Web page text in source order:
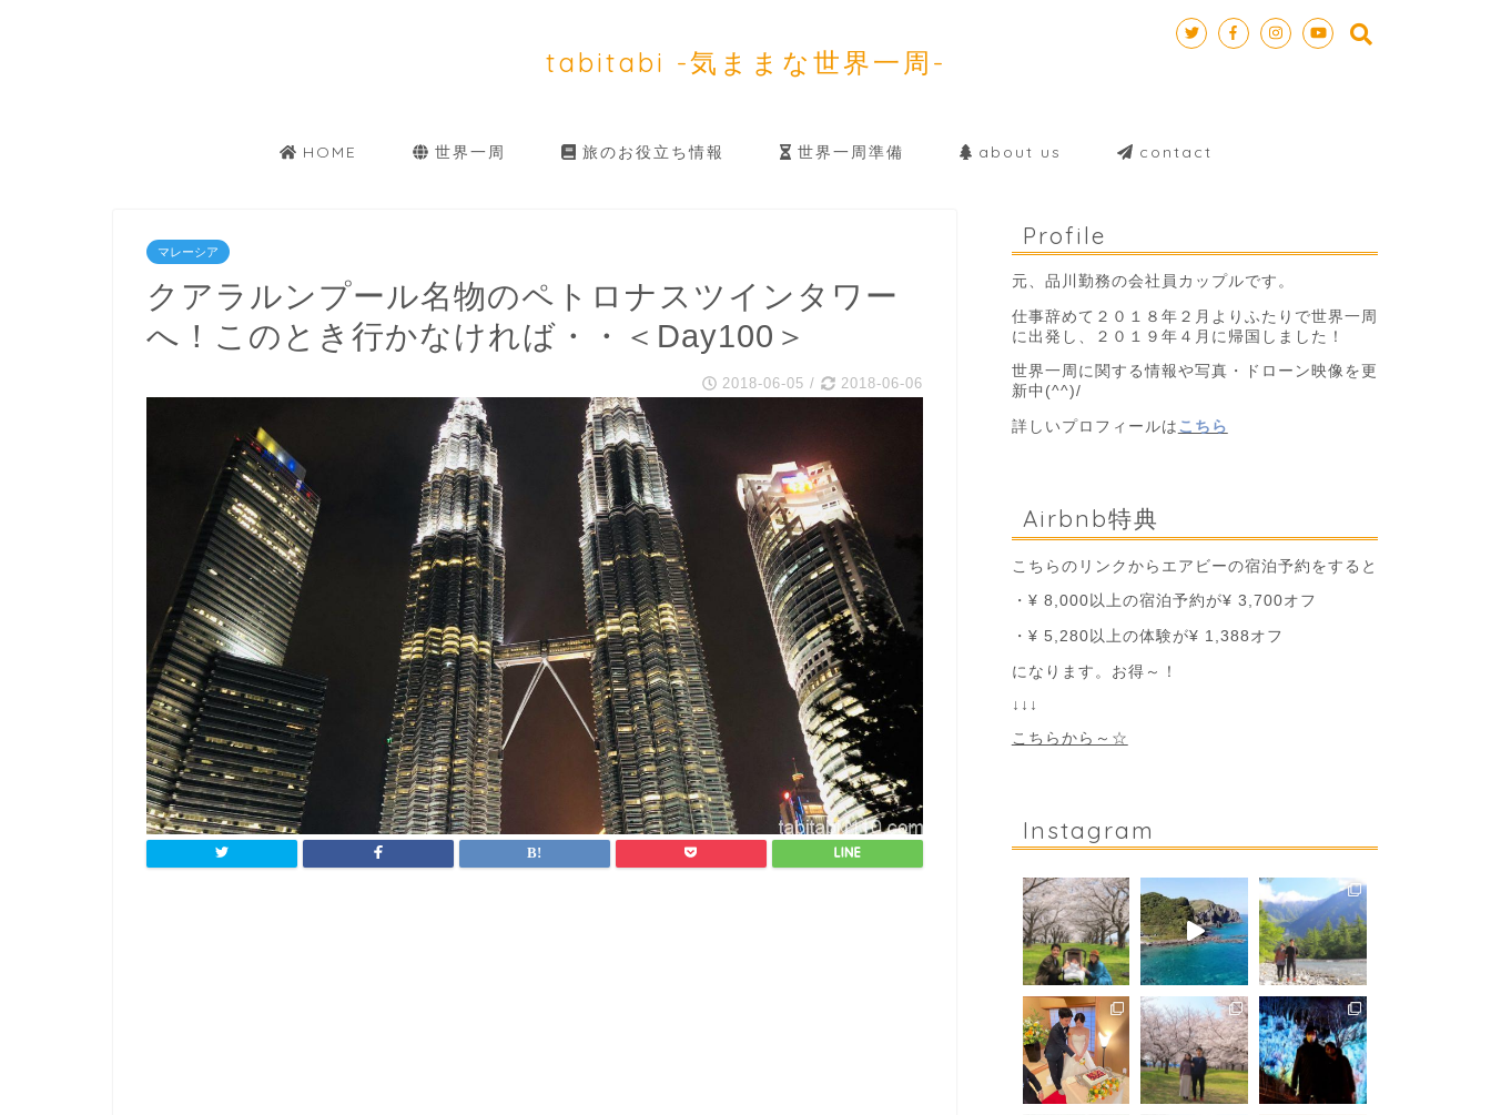
tabitabi -気ままな世界一周-
HOME 世界一周 旅のお役立ち情報 世界一周準備 about us contact
マレーシア
クアラルンプール名物のペトロナスツインタワー
へ！このとき行かなければ・・＜Day100＞
2018-06-05 / 2018-06-06
Profile
元、品川勤務の会社員カップルです。
仕事辞めて２０１８年２月よりふたりで世界一周
に出発し、２０１９年４月に帰国しました！
世界一周に関する情報や写真・ドローン映像を更
新中(^^)/
詳しいプロフィールは こちら
Airbnb特典
こちらのリンクからエアビーの宿泊予約をすると
・¥ 8,000以上の宿泊予約が¥ 3,700オフ
・¥ 5,280以上の体験が¥ 1,388オフ
になります。お得～！
↓↓↓
こちらから～☆
Instagram